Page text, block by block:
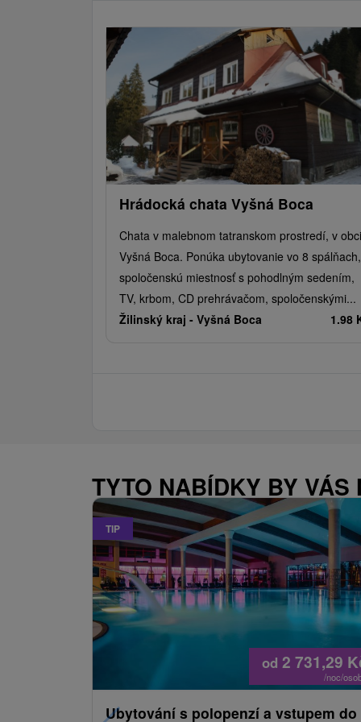
Hrádocká chata Vyšná Boca
Chata v malebnom tatranskom prostredí, v obci
Vyšná Boca. Ponúka ubytovanie vo 8 spálňach,
spoločenskú miestnosť s pohodlným sedením,
TV, krbom, CD prehrávačom, spoločenskými...
Žilinský kraj - Vyšná Boca 1.98
TYTO NABÍDKY BY VÁS
TIP
od 2 731,29
/noc/
Ubytování s polopenzí a vstupem do